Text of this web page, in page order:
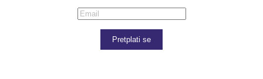
Pretplati se